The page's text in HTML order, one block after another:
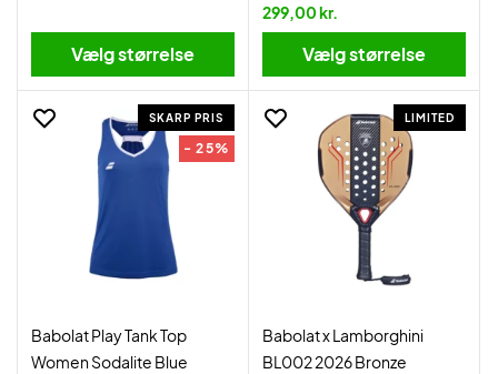
Vælg størrelse
299,00 kr.
Vælg størrelse
SKARP PRIS
- 25%
Babolat Play Tank Top
Women Sodalite Blue
LIMITED
Babolat x Lamborghini
BL002 2026 Bronze